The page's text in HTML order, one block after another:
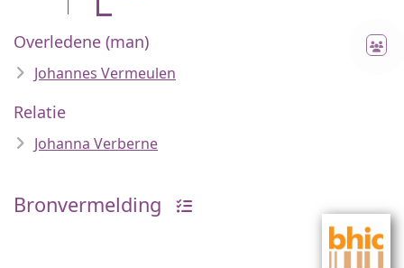
Overledene (man)
Johannes Vermeulen
Relatie
Johanna Verberne
Bronvermelding